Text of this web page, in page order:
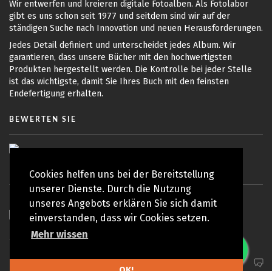
Cookies helfen uns bei der Bereitstellung
unserer Dienste. Durch die Nutzung
unseres Angebots erklären Sie sich damit
einverstanden, dass wir Cookies setzen.
Mehr wissen
Wir entwerfen und kreieren digitale Fotoalben. Als Fotolabor
gibt es uns schon seit 1977 und seitdem sind wir auf der
ständigen Suche nach Innovation und neuen Herausforderungen.
Jedes Detail definiert und unterscheidet jedes Album. Wir
garantieren, dass unsere Bücher mit den hochwertigsten
Produkten hergestellt werden. Die Kontrolle bei jeder Stelle
ist das wichtigste, damit Sie Ihres Buch mit den feinsten
Endefertigung erhalten.
BEWERTEN SIE
© Copyright 2010 - 2026 Koy Lab | Alle Rechte vorbehalten
OBEN